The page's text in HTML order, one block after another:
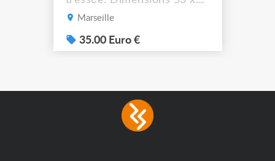
44 cm. Hauteur assise :
récupérer à Marseille
13012.
Marseille
35.00 Euro €